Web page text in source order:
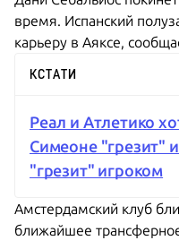
время. Испанский
карьеру в Аяксе,
КСТАТИ
Реал и Атлетико
Симеоне "грезит"
"грезит" игроком
Амстердамский клуб
ближайшее